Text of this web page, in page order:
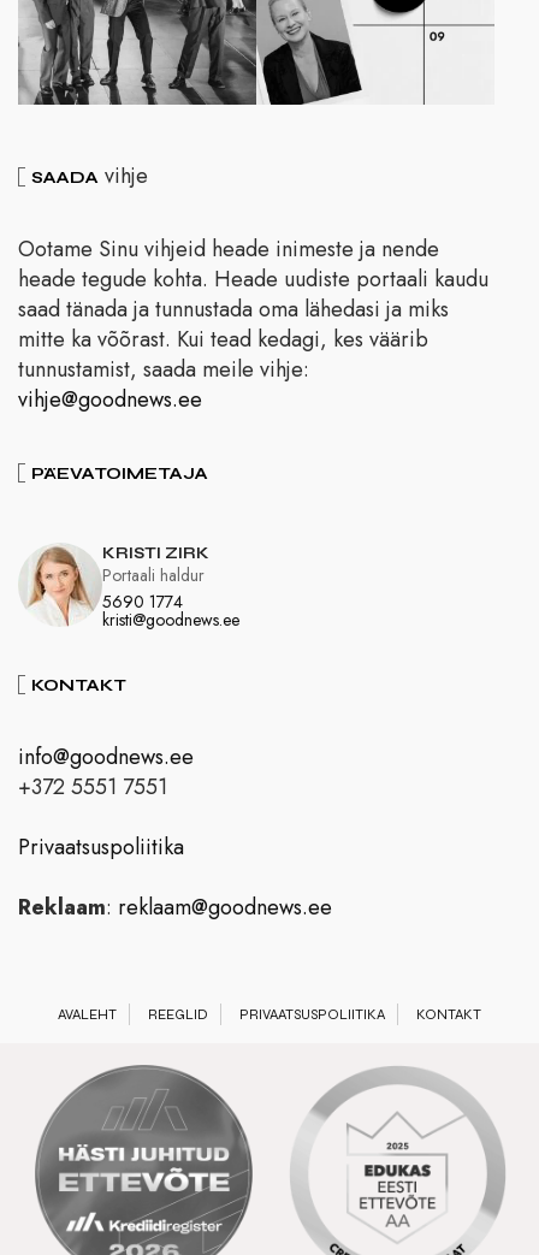
SAADA vihje
Ootame Sinu vihjeid heade inimeste ja nende
heade tegude kohta. Heade uudiste portaali kaudu
saad tänada ja tunnustada oma lähedasi ja miks
mitte ka võõrast. Kui tead kedagi, kes väärib
tunnustamist, saada meile vihje:
vihje@goodnews.ee
PÄEVATOIMETAJA
KRISTI ZIRK
5690 1774
kristi@goodnews.ee
Portaali haldur
KONTAKT
info@goodnews.ee
+372 5551 7551
Privaatsuspoliitika
Reklaam: reklaam@goodnews.ee
AVALEHT REEGLID PRIVAATSUSPOLIITIKA KONTAKT